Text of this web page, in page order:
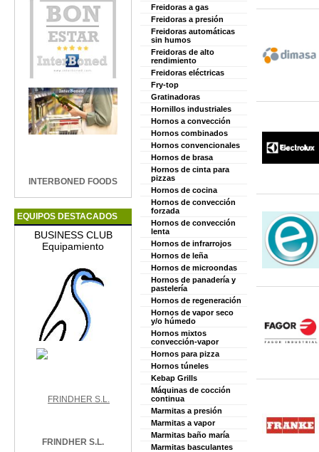
INTERBONED FOODS
EQUIPOS DESTACADOS
BUSINESS CLUB
Equipamiento
FRINDHER S.L.
Freidoras a gas
Freidoras a presión
Freidoras automáticas
sin humos
Freidoras de alto
rendimiento
Freidoras eléctricas
Fry-top
Gratinadoras
Hornillos industriales
Hornos a convección
Hornos combinados
Hornos convencionales
Hornos de brasa
Hornos de cinta para
pizzas
Hornos de cocina
Hornos de convección
forzada
Hornos de convección
lenta
Hornos de infrarrojos
Hornos de leña
Hornos de microondas
Hornos de panadería y
pastelería
Hornos de regeneración
Hornos de vapor seco
y/o húmedo
Hornos mixtos
convección-vapor
Hornos para pizza
Hornos túneles
Kebap Grills
Máquinas de cocción
continua
Marmitas a presión
Marmitas a vapor
Marmitas baño maría
Marmitas basculantes